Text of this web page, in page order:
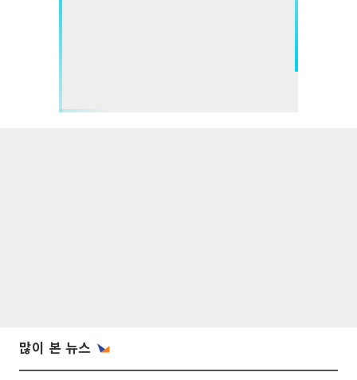
많이 본 뉴스